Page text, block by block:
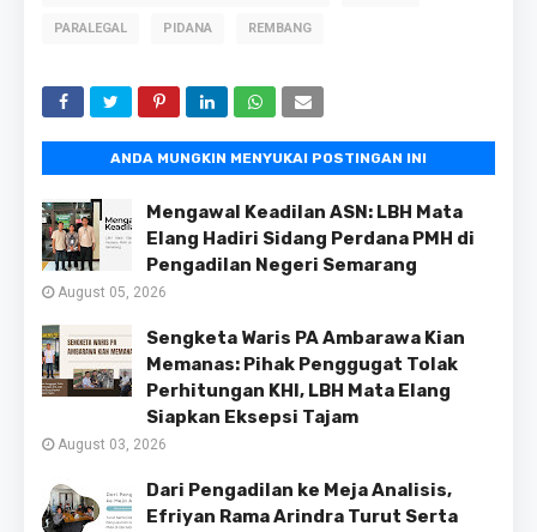
PARALEGAL PIDANA REMBANG
ANDA MUNGKIN MENYUKAI POSTINGAN INI
Mengawal Keadilan ASN: LBH Mata
Elang Hadiri Sidang Perdana PMH di
Pengadilan Negeri Semarang
August 05, 2026
Sengketa Waris PA Ambarawa Kian
Memanas: Pihak Penggugat Tolak
Perhitungan KHI, LBH Mata Elang
Siapkan Eksepsi Tajam
August 03, 2026
Dari Pengadilan ke Meja Analisis,
Efriyan Rama Arindra Turut Serta